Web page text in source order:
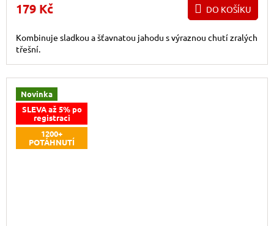
179 Kč DO KOŠÍKU
Kombinuje sladkou a šťavnatou jahodu s výraznou chutí zralých
třešní.
Novinka
SLEVA až 5% po
registraci
1200+
POTÁHNUTÍ